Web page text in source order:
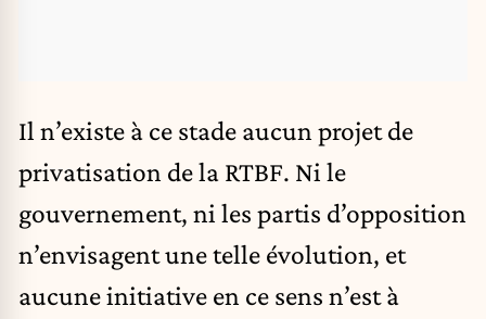
Il n’existe à ce stade aucun projet de
privatisation de la RTBF. Ni le
gouvernement, ni les partis d’opposition
n’envisagent une telle évolution, et
aucune initiative en ce sens n’est à